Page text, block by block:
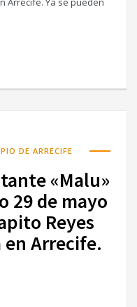
DE ARRECIFE
«Malu»
29 de mayo
Reyes
en Arrecife.